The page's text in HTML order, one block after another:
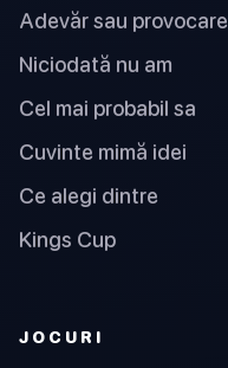
Adevăr sau provocare
Niciodată nu am
Cel mai probabil sa
Cuvinte mimă idei
Ce alegi dintre
Kings Cup
JOCURI